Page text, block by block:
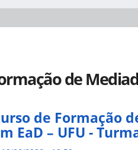
de
de Formação
EaD – UFU -